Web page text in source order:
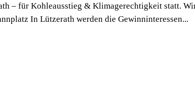
– für Kohleausstieg & Klimagerechtigkeit statt.
In Lützerath werden die Gewinninteressen...